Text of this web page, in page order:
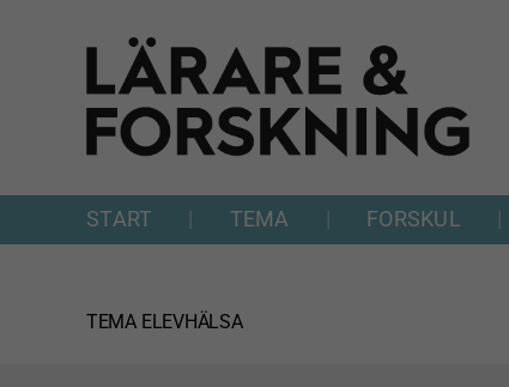
innehållet
START TEMA FORSKUL
TEMA ELEVHÄLSA